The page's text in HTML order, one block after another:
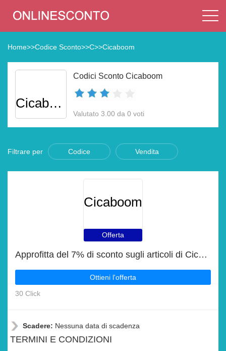
Home>>Codice Sconto>>C>>Cicaboom
Cicaboom
Codici Sconto Cicaboom
Valutato 3.00 da 0 voti
Filtrare per Codice Vendita
Cicaboom
Offerta
Approfitta del 7% di sconto sugli articoli di Cicaboom
Ottieni l'offerta
30 Click
Scadere: Nessuna data di scadenza
TERMINI E CONDIZIONI